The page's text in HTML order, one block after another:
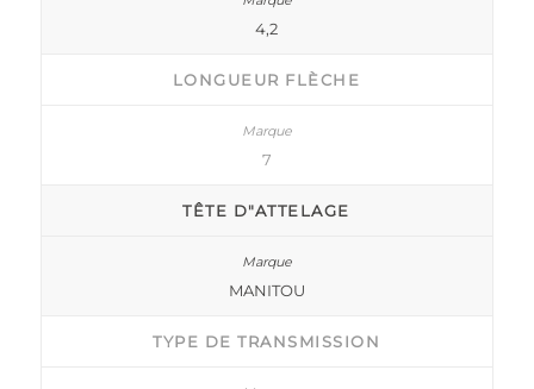
4,2
LONGUEUR FLÈCHE
7
TÊTE D"ATTELAGE
MANITOU
TYPE DE TRANSMISSION